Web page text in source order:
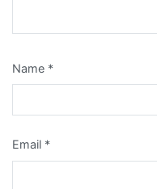
Name *
Email *